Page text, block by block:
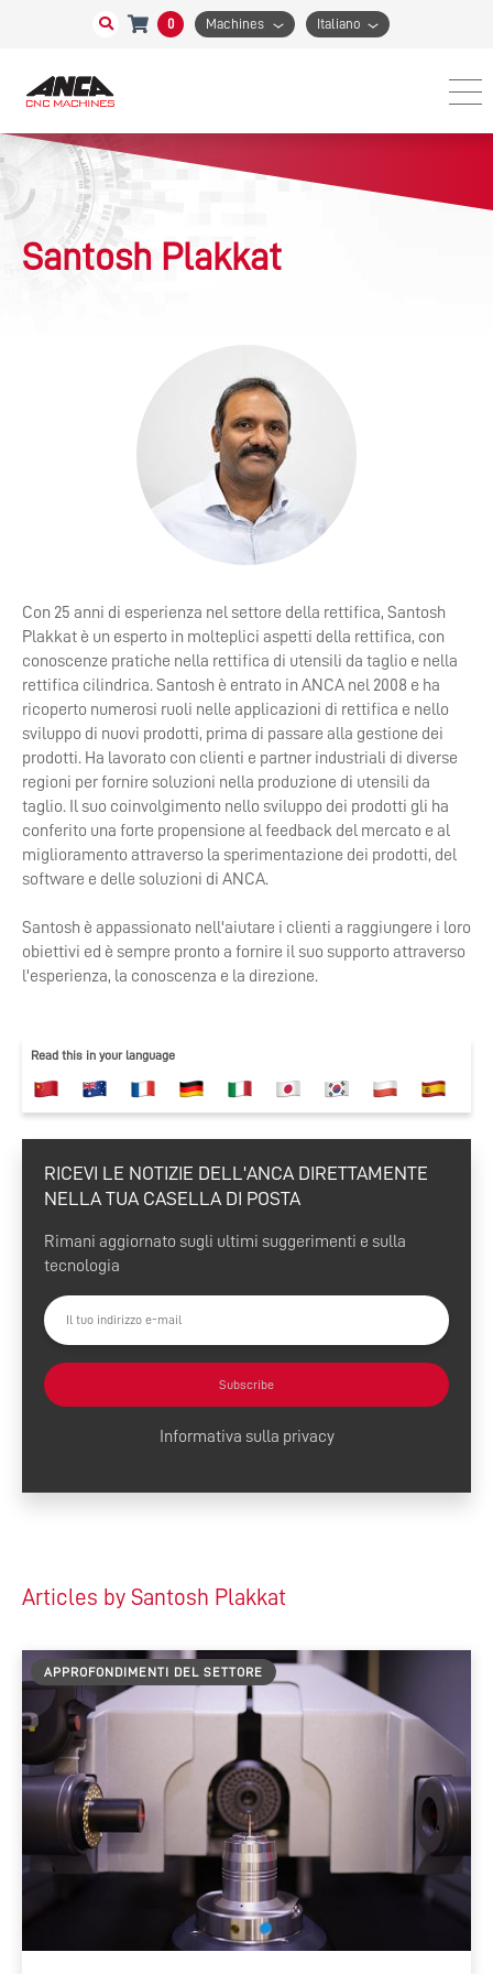
0 Machines Italiano
Santosh Plakkat
Con 25 anni di esperienza nel settore della rettifica, Santosh
Plakkat è un esperto in molteplici aspetti della rettifica, con
conoscenze pratiche nella rettifica di utensili da taglio e nella
rettifica cilindrica. Santosh è entrato in ANCA nel 2008 e ha
ricoperto numerosi ruoli nelle applicazioni di rettifica e nello
sviluppo di nuovi prodotti, prima di passare alla gestione dei
prodotti. Ha lavorato con clienti e partner industriali di diverse
regioni per fornire soluzioni nella produzione di utensili da
taglio. Il suo coinvolgimento nello sviluppo dei prodotti gli ha
conferito una forte propensione al feedback del mercato e al
miglioramento attraverso la sperimentazione dei prodotti, del
software e delle soluzioni di ANCA.
Santosh è appassionato nell'aiutare i clienti a raggiungere i loro
obiettivi ed è sempre pronto a fornire il suo supporto attraverso
l'esperienza, la conoscenza e la direzione.
Read this in your language
RICEVI LE NOTIZIE DELL'ANCA DIRETTAMENTE
NELLA TUA CASELLA DI POSTA
Rimani aggiornato sugli ultimi suggerimenti e sulla
tecnologia
Subscribe
Informativa sulla privacy
Articles by Santosh Plakkat
APPROFONDIMENTI DEL SETTORE